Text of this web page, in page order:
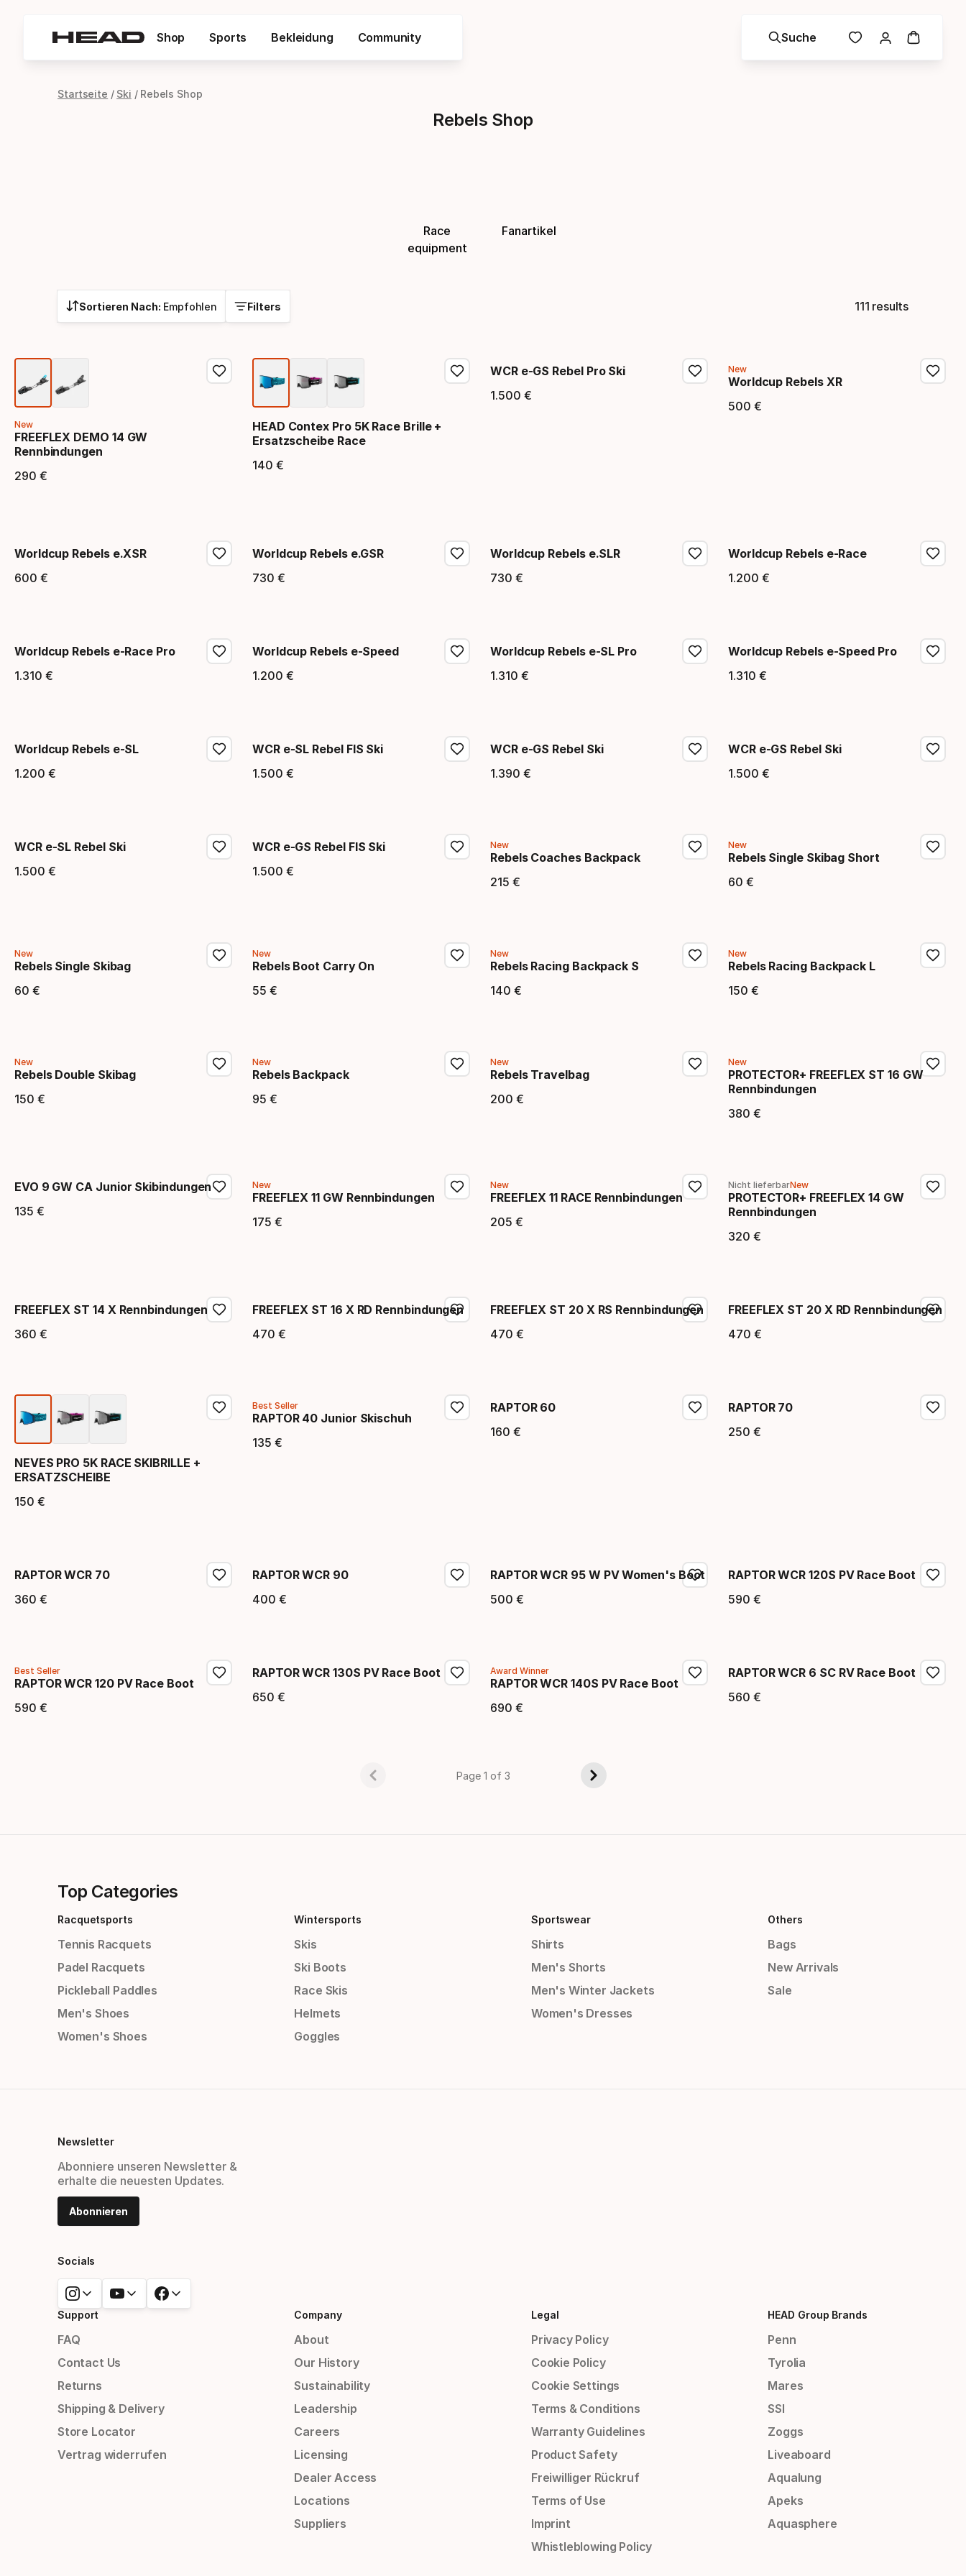
Shop Sports Bekleidung Community Suche
Startseite Ski Rebels Shop
Rebels Shop
Race
equipment
Fanartikel
Sortieren Nach: Empfohlen Filters 111 results
New
FREEFLEX DEMO 14 GW
Rennbindungen
290 €
HEAD Contex Pro 5K Race Brille +
Ersatzscheibe Race
140 €
WCR e-GS Rebel Pro Ski
1.500 €
New
Worldcup Rebels XR
500 €
Worldcup Rebels e.XSR
600 €
Worldcup Rebels e.GSR
730 €
Worldcup Rebels e.SLR
730 €
Worldcup Rebels e-Race
1.200 €
Worldcup Rebels e-Race Pro
1.310 €
Worldcup Rebels e-Speed
1.200 €
Worldcup Rebels e-SL Pro
1.310 €
Worldcup Rebels e-Speed Pro
1.310 €
Worldcup Rebels e-SL
1.200 €
WCR e-SL Rebel FIS Ski
1.500 €
WCR e-GS Rebel Ski
1.390 €
WCR e-GS Rebel Ski
1.500 €
WCR e-SL Rebel Ski
1.500 €
WCR e-GS Rebel FIS Ski
1.500 €
New
Rebels Coaches Backpack
215 €
New
Rebels Single Skibag Short
60 €
New
Rebels Single Skibag
60 €
New
Rebels Boot Carry On
55 €
New
Rebels Racing Backpack S
140 €
New
Rebels Racing Backpack L
150 €
New
Rebels Double Skibag
150 €
New
Rebels Backpack
95 €
New
Rebels Travelbag
200 €
New
PROTECTOR+ FREEFLEX ST 16 GW
Rennbindungen
380 €
EVO 9 GW CA Junior Skibindungen
135 €
New
FREEFLEX 11 GW Rennbindungen
175 €
New
FREEFLEX 11 RACE Rennbindungen
205 €
Nicht lieferbarNew
PROTECTOR+ FREEFLEX 14 GW
Rennbindungen
320 €
FREEFLEX ST 14 X Rennbindungen
360 €
FREEFLEX ST 16 X RD Rennbindungen
470 €
FREEFLEX ST 20 X RS Rennbindungen
470 €
FREEFLEX ST 20 X RD Rennbindungen
470 €
NEVES PRO 5K RACE SKIBRILLE +
ERSATZSCHEIBE
150 €
Best Seller
RAPTOR 40 Junior Skischuh
135 €
RAPTOR 60
160 €
RAPTOR 70
250 €
RAPTOR WCR 70
360 €
RAPTOR WCR 90
400 €
RAPTOR WCR 95 W PV Women's Boot
500 €
RAPTOR WCR 120S PV Race Boot
590 €
Best Seller
RAPTOR WCR 120 PV Race Boot
590 €
RAPTOR WCR 130S PV Race Boot
650 €
Award Winner
RAPTOR WCR 140S PV Race Boot
690 €
RAPTOR WCR 6 SC RV Race Boot
560 €
Page 1 of 3
Top Categories
Racquetsports
Tennis Racquets
Padel Racquets
Pickleball Paddles
Men's Shoes
Women's Shoes
Wintersports
Skis
Ski Boots
Race Skis
Helmets
Goggles
Sportswear
Shirts
Men's Shorts
Men's Winter Jackets
Women's Dresses
Others
Bags
New Arrivals
Sale
Newsletter
Abonniere unseren Newsletter &
erhalte die neuesten Updates.
Abonnieren
Socials
Support
FAQ
Contact Us
Returns
Shipping & Delivery
Store Locator
Vertrag widerrufen
Company
About
Our History
Sustainability
Leadership
Careers
Licensing
Dealer Access
Locations
Suppliers
Legal
Privacy Policy
Cookie Policy
Cookie Settings
Terms & Conditions
Warranty Guidelines
Product Safety
Freiwilliger Rückruf
Terms of Use
Imprint
Whistleblowing Policy
HEAD Group Brands
Penn
Tyrolia
Mares
SSI
Zoggs
Liveaboard
Aqualung
Apeks
Aquasphere